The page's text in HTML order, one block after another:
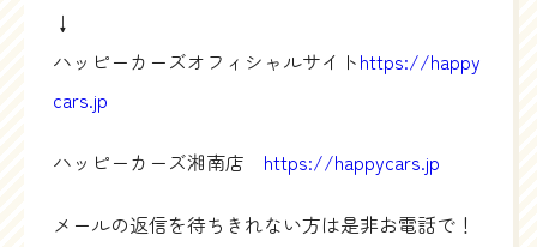
↓
ハッピーカーズオフィシャルサイトhttps://happy
cars.jp
ハッピーカーズ湘南店 https://happycars.jp
メールの返信を待ちきれない方は是非お電話で！